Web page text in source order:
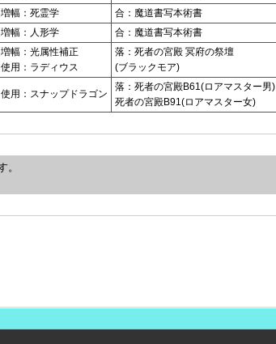
増幅：死霊学
合：魔道書写本術書
増幅：人形学 合：魔道書写本術書
増幅：光属性補正
使用：ラディウス
落：死者の宮殿 冥府の祭壇
(ブラックモア)
使用：スナップドラゴン
落：死者の宮殿B61(ロアマスター男)
死者の宮殿B91(ロアマスター女)
。